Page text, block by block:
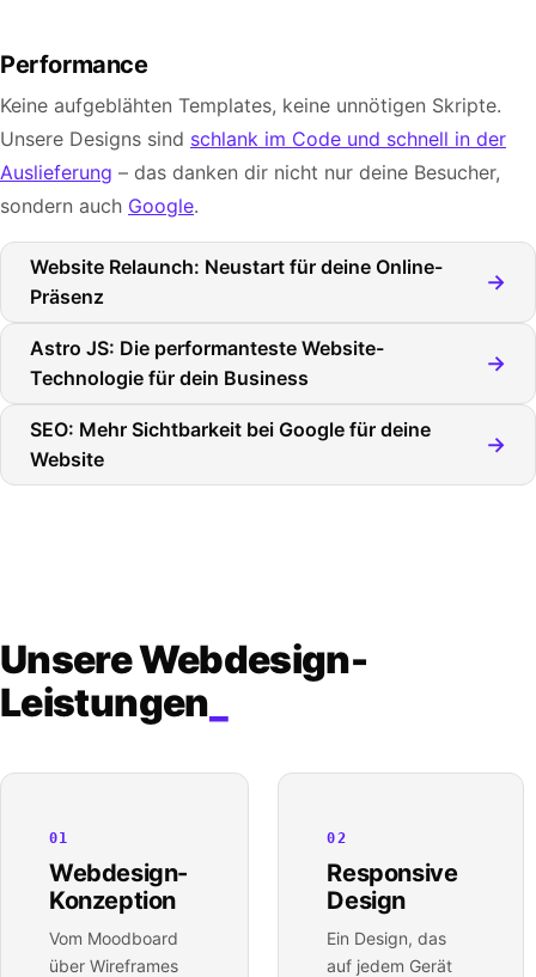
Performance
Keine aufgeblähten Templates, keine unnötigen Skripte.
Unsere Designs sind schlank im Code und schnell in der
Auslieferung – das danken dir nicht nur deine Besucher,
sondern auch Google.
Website Relaunch: Neustart für deine Online-
Präsenz
→
Astro JS: Die performanteste Website-
Technologie für dein Business
→
SEO: Mehr Sichtbarkeit bei Google für deine
Website
→
Unsere Webdesign-
Leistungen
01
Webdesign-
Konzeption
Vom Moodboard
über Wireframes
02
Responsive
Design
Ein Design, das
auf jedem Gerät